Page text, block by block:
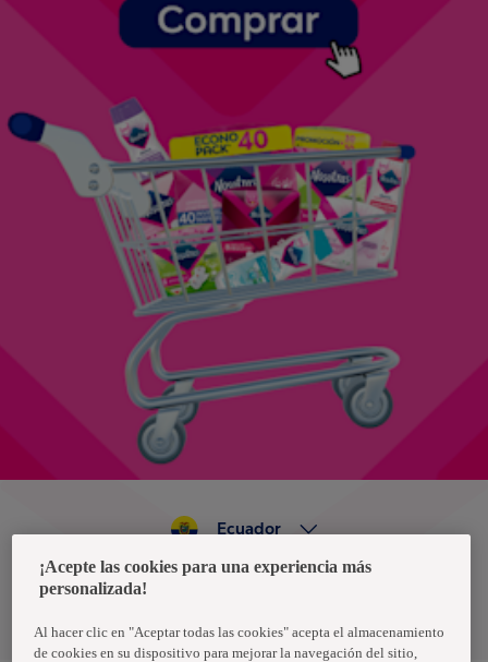
Política de privacidad de datos
Ecuador
¡Acepte las cookies para una experiencia más
personalizada!
Al hacer clic en "Aceptar todas las cookies" acepta el almacenamiento
de cookies en su dispositivo para mejorar la navegación del sitio,